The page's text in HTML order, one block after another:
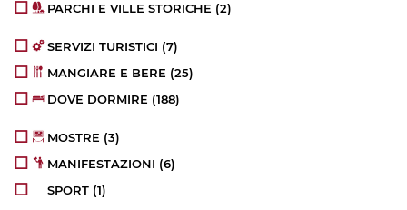
PARCHI E VILLE STORICHE (2)
SERVIZI TURISTICI (7)
MANGIARE E BERE (25)
DOVE DORMIRE (188)
MOSTRE (3)
MANIFESTAZIONI (6)
SPORT (1)